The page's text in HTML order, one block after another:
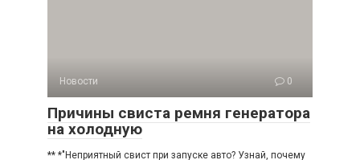
Новости 0
Причины свиста ремня генератора
на холодную
** *"Неприятный свист при запуске авто? Узнай, почему